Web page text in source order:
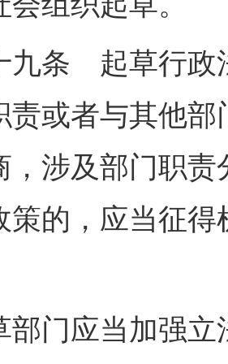
起草行政法
责或者与其他
，涉及部门职
策的，应当征
应当加强立